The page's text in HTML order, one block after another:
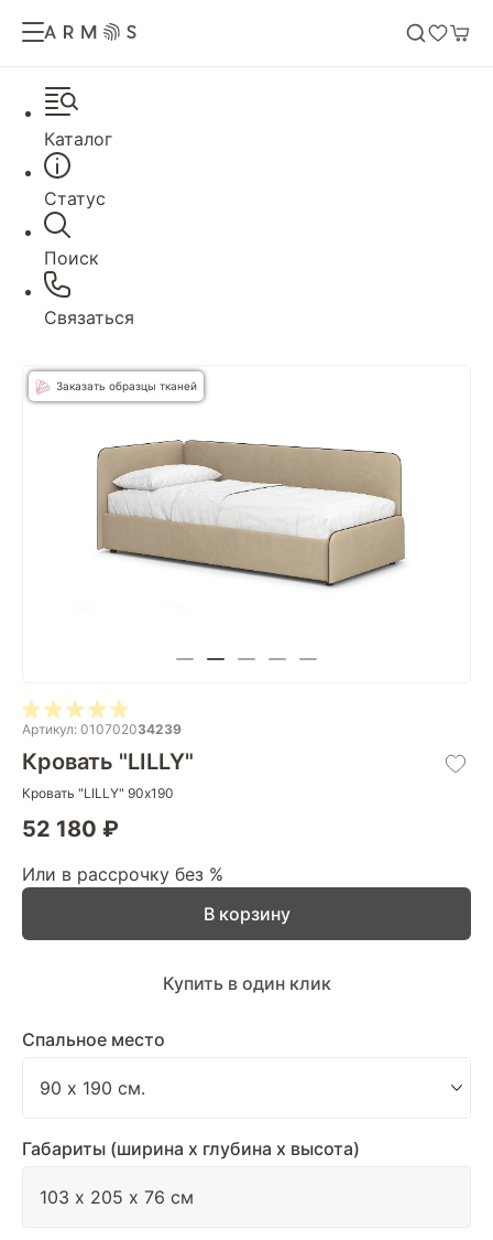
Каталог
Статус
Поиск
Связаться
Заказать образцы тканей
Артикул: 010702034239
Кровать "LILLY"
Кровать "LILLY" 90х190
52 180 ₽
Или в рассрочку без %
Спальное место
Габариты (ширина х глубина х высота)
В корзину
Купить в один клик